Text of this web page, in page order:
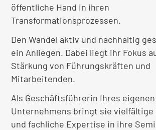
öffentliche Hand in ihren
Transformationsprozessen.
Den Wandel aktiv und nachhaltig
ein Anliegen. Dabei liegt ihr Fokus
Stärkung von Führungskräften und
Mitarbeitenden.
Als Geschäftsführerin Ihres eigenen
Unternehmens bringt sie vielfältige
und fachliche Expertise in ihre